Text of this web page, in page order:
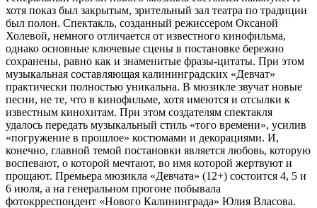
хотя показ был закрытым, зрительный зал театра по традиции
был полон. Спектакль, созданный режиссером Оксаной
Холевой, немного отличается от известного кинофильма,
однако основные ключевые сцены в постановке бережно
сохранены, равно как и знаменитые фразы-цитаты. При этом
музыкальная составляющая калининградских «Девчат»
практически полностью уникальна. В мюзикле звучат новые
песни, не те, что в кинофильме, хотя имеются и отсылки к
известным кинохитам. При этом создателям спектакля
удалось передать музыкальный стиль «того времени», усилив
«погружение в прошлое» костюмами и декорациями. И,
конечно, главной темой постановки является любовь, которую
воспевают, о которой мечтают, во имя которой жертвуют и
прощают. Премьера мюзикла «Девчата» (12+) состоится 4, 5 и
6 июля, а на генеральном прогоне побывала
фотокрреспондент «Нового Калининграда» Юлия Власова.